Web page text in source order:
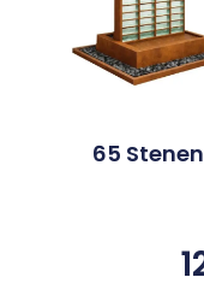
65 Stenen